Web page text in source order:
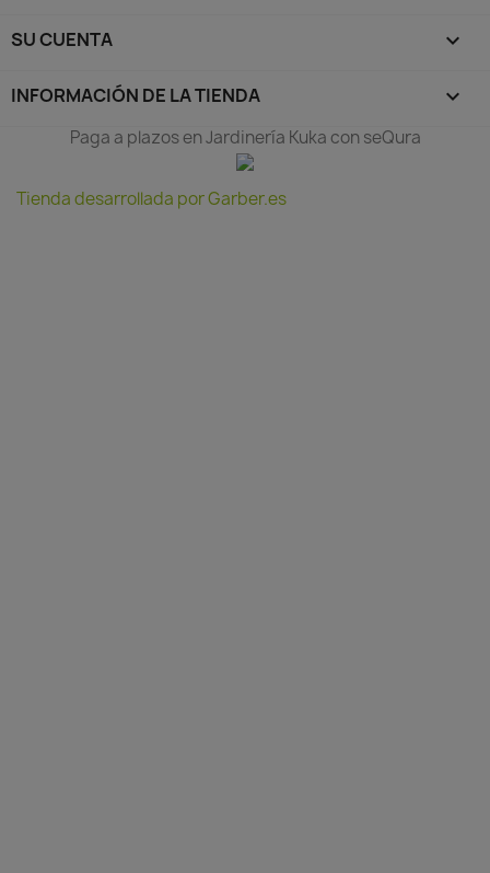
SU CUENTA 
INFORMACIÓN DE LA TIENDA keyboard_arrow_down
Paga a plazos en Jardinería Kuka con seQura
Tienda desarrollada por Garber.es